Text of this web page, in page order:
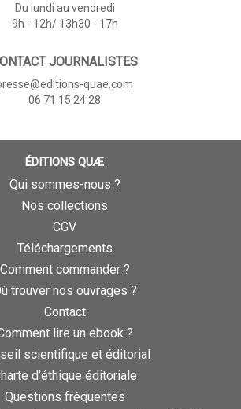
Du lundi au vendredi
9h - 12h/ 13h30 - 17h
JOURNALISTES
quae.com
06 71 15 24 28
ÉDITIONS QUÆ
Qui sommes-nous ?
Nos collections
CGV
Téléchargements
Comment commander ?
trouver nos ouvrages ?
Contact
lire un ebook ?
scientifique et éditorial
d’éthique éditoriale
Questions fréquentes